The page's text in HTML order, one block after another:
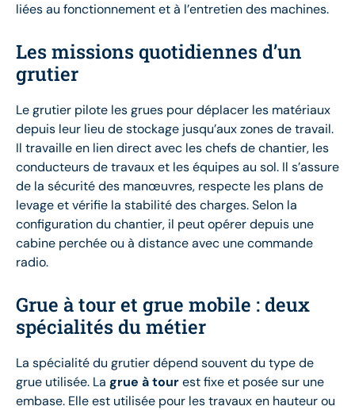
liées au fonctionnement et à l’entretien des machines.
Les missions quotidiennes d’un
grutier
Le grutier pilote les grues pour déplacer les matériaux
depuis leur lieu de stockage jusqu’aux zones de travail.
Il travaille en lien direct avec les chefs de chantier, les
conducteurs de travaux et les équipes au sol. Il s’assure
de la sécurité des manœuvres, respecte les plans de
levage et vérifie la stabilité des charges. Selon la
configuration du chantier, il peut opérer depuis une
cabine perchée ou à distance avec une commande
radio.
Grue à tour et grue mobile : deux
spécialités du métier
La spécialité du grutier dépend souvent du type de
grue utilisée. La grue à tourest fixe et posée sur une
embase. Elle est utilisée pour les travaux en hauteur ou